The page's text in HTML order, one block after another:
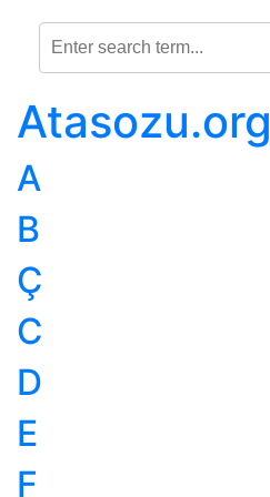
Atasozu.org
A
B
Ç
C
D
E
F